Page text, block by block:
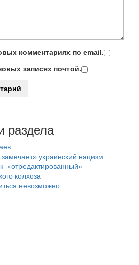
комментариях по email.
записях почтой.
раздела
украинский нацизм
«отредактированный»
колхоза
невозможно